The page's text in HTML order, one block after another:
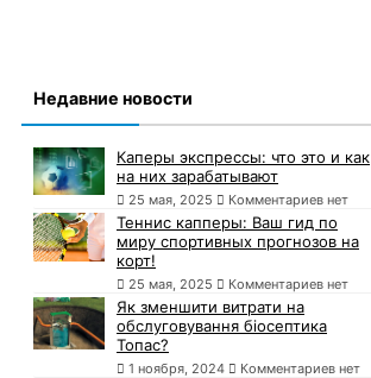
Недавние новости
Каперы экспрессы: что это и как
на них зарабатывают
25 мая, 2025 Комментариев нет
Теннис капперы: Ваш гид по
миру спортивных прогнозов на
корт!
25 мая, 2025 Комментариев нет
Як зменшити витрати на
обслуговування біосептика
Топас?
1 ноября, 2024 Комментариев нет